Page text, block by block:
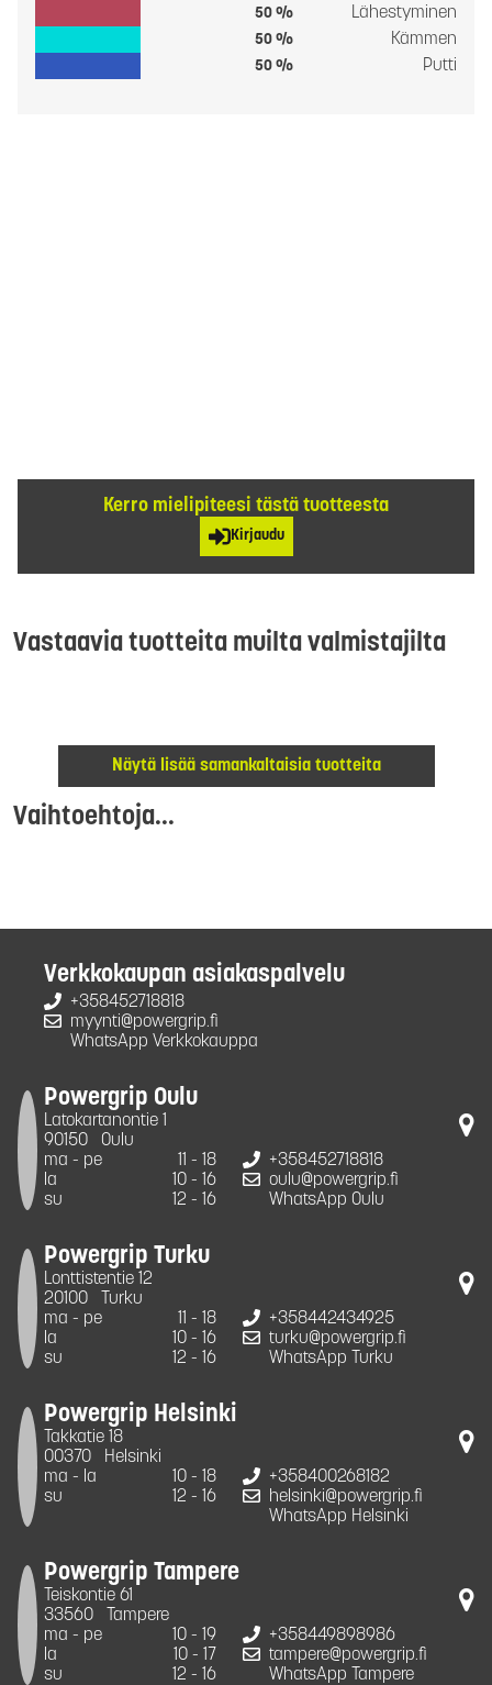
50 % Lähestyminen
50 % Kämmen
50 % Putti
Kerro mielipiteesi tästä tuotteesta
Kirjaudu
Vastaavia tuotteita muilta valmistajilta
Näytä lisää samankaltaisia tuotteita
Vaihtoehtoja...
Verkkokaupan asiakaspalvelu
+358452718818
myynti@powergrip.fi
WhatsApp Verkkokauppa
Powergrip Oulu
Latokartanontie 1
90150
Oulu
ma - pe
11 - 18
la
10 - 16
su
12 - 16
+358452718818
oulu@powergrip.fi
WhatsApp Oulu
Powergrip Turku
Lonttistentie 12
20100
Turku
ma - pe
11 - 18
la
10 - 16
su
12 - 16
+358442434925
turku@powergrip.fi
WhatsApp Turku
Powergrip Helsinki
Takkatie 18
00370
Helsinki
ma - la
10 - 18
su
12 - 16
+358400268182
helsinki@powergrip.fi
WhatsApp Helsinki
Powergrip Tampere
Teiskontie 61
33560
Tampere
ma - pe
10 - 19
la
10 - 17
su
12 - 16
+358449898986
tampere@powergrip.fi
WhatsApp Tampere